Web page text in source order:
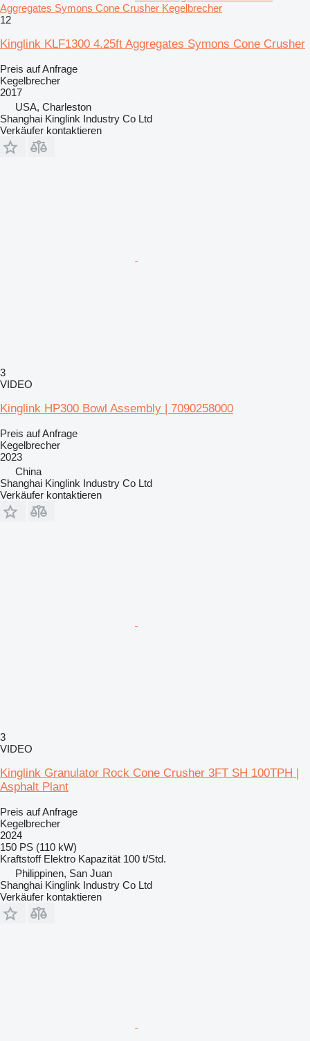
Aggregates Symons Cone Crusher Kegelbrecher
12
Kinglink KLF1300 4.25ft Aggregates Symons Cone Crusher
Preis auf Anfrage
Kegelbrecher
2017
USA, Charleston
Shanghai Kinglink Industry Co Ltd
Verkäufer kontaktieren
3
VIDEO
Kinglink HP300 Bowl Assembly | 7090258000
Preis auf Anfrage
Kegelbrecher
2023
China
Shanghai Kinglink Industry Co Ltd
Verkäufer kontaktieren
3
VIDEO
Kinglink Granulator Rock Cone Crusher 3FT SH 100TPH |
Asphalt Plant
Preis auf Anfrage
Kegelbrecher
2024
150 PS (110 kW)
Kraftstoff Elektro Kapazität 100 t/Std.
Philippinen, San Juan
Shanghai Kinglink Industry Co Ltd
Verkäufer kontaktieren